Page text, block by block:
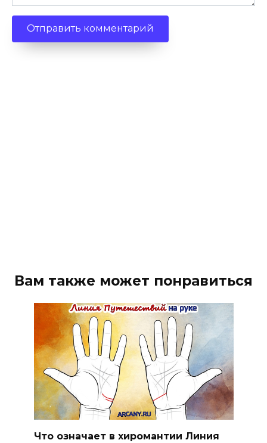
Вам также может понравиться
Что означает в хиромантии Линия